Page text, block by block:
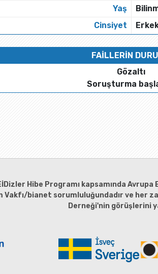
Yaş
Cinsiyet
FAİLLERİN
Gözaltı
Soruşturma
Hibe Programı kapsamında
Vakfı/bianet sorumluluğundadır ve her
Derneği'nin görüşlerini